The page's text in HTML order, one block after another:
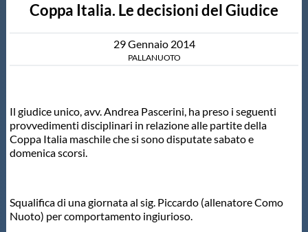
Tuffi
Salvamento
Formazione
Coppa Italia. Le decisioni del Giudice
29Gennaio 2014
PALLANUOTO
Il giudice unico, avv. Andrea Pascerini, ha preso i seguenti
provvedimenti disciplinari in relazione alle partite della
Coppa Italia maschile che si sono disputate sabato e
domenica scorsi.
Squalifica di una giornata al sig. Piccardo (allenatore Como
Nuoto) per comportamento ingiurioso.